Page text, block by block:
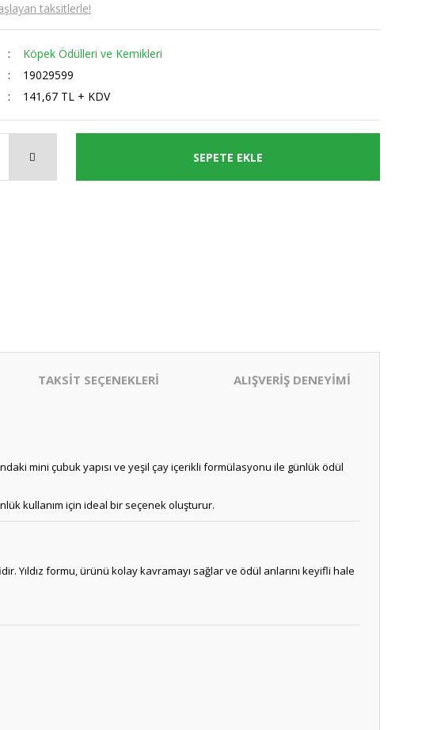
taksitlerle!
Köpek Ödülleri ve Kemikleri
19029599
141,67 TL + KDV
SEPETE EKLE
TAKSİT SEÇENEKLERİ ALIŞVERİŞ DENEYİMİ
mini çubuk yapısı ve yeşil çay içerikli formülasyonu ile günlük ödül
kullanım için ideal bir seçenek oluşturur.
Yıldız formu, ürünü kolay kavramayı sağlar ve ödül anlarını keyifli hale